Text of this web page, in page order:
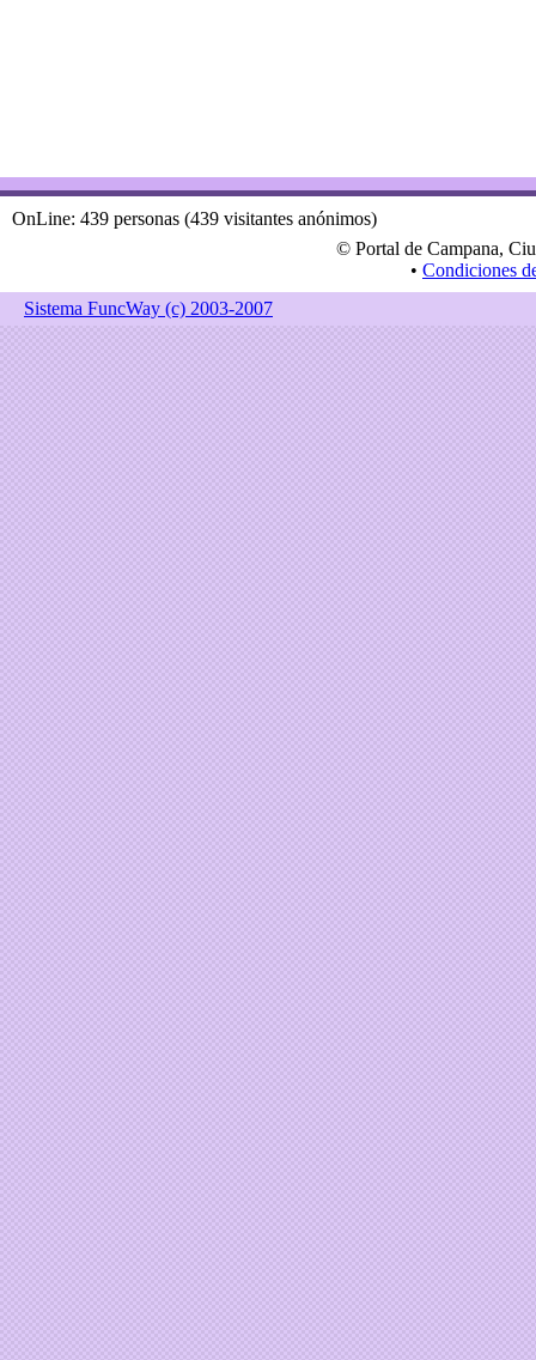
OnLine: 439 personas (439 visitantes anónimos)
© Portal de Campana,
• Condiciones
Sistema FuncWay (c) 2003-2007